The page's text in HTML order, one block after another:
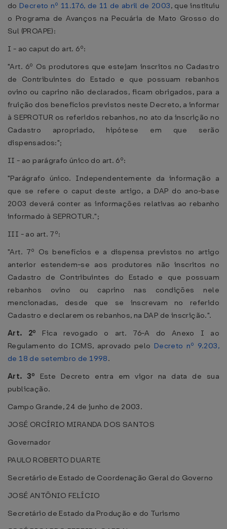
do Decreto nº 11.176, de 11 de abril de 2003, que instituiu
o Programa de Avanços na Pecuária de Mato Grosso do
Sul (PROAPE):
I - ao caput do art. 6º:
"Art. 6º Os produtores que estejam inscritos no Cadastro
de Contribuintes do Estado e que possuam rebanhos
ovino ou caprino não declarados, ficam obrigados, para a
fruição dos benefícios previstos neste Decreto, a informar
à SEPROTUR os referidos rebanhos, no ato da inscrição no
Cadastro apropriado, hipótese em que serão
dispensados:";
II - ao parágrafo único do art. 6º:
"Parágrafo único. Independentemente da informação a
que se refere o caput deste artigo, a DAP do ano-base
2003 deverá conter as informações relativas ao rebanho
informado à SEPROTUR.";
III - ao art. 7º:
"Art. 7º Os benefícios e a dispensa previstos no artigo
anterior estendem-se aos produtores não inscritos no
Cadastro de Contribuintes do Estado e que possuam
rebanhos ovino ou caprino nas condições nele
mencionadas, desde que se inscrevam no referido
Cadastro e declarem os rebanhos, na DAP de inscrição.".
Art. 2º Fica revogado o art. 76-A do Anexo I ao
Regulamento do ICMS, aprovado pelo Decreto nº 9.203,
de 18 de setembro de 1998.
Art. 3º Este Decreto entra em vigor na data de sua
publicação.
Campo Grande, 24 de junho de 2003.
JOSÉ ORCÍRIO MIRANDA DOS SANTOS
Governador
PAULO ROBERTO DUARTE
Secretário de Estado de Coordenação Geral do Governo
JOSÉ ANTÔNIO FELÍCIO
Secretário de Estado da Produção e do Turismo